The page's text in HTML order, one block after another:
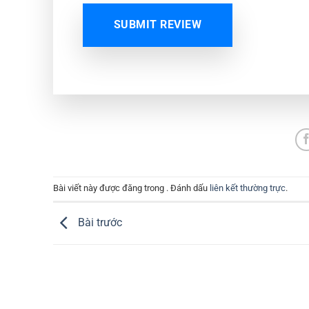
SUBMIT REVIEW
Bài viết này được đăng trong . Đánh dấu liên kết thường trực.
Bài trước